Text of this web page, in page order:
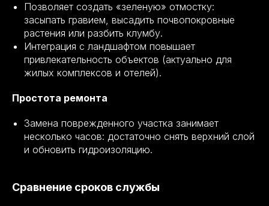
Позволяет создать «зеленую» отмостку:
засыпать гравием, высадить почвопокровные
растения или разбить клумбу.
Интеграция с ландшафтом повышает
привлекательность объектов (актуально для
жилых комплексов и отелей).
Простота ремонта
Замена поврежденного участка занимает
несколько часов: достаточно снять верхний слой
и обновить гидроизоляцию.
Сравнение сроков службы